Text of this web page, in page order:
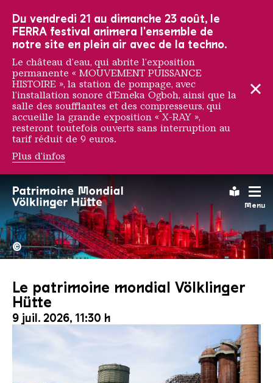
Menu
La Völklinger Hütte
Copyright:
©
Le patrimoine mondial Völklinger
Hütte
9 juil. 2026, 11:30 h
Du vendredi 21 au dimanche 23 août, le
FERRA festival animera l'ensemble de
notre site en plein air avec de la techno.
Le château d'eau, qui abrite l'exposition
permanente « MOUVEMENT PUISSANCE
HISTOIRE », la station de pompage, avec
l'installation sonore d'Emeka Ogboh, ainsi que la
salle des soufflantes et des compresseurs, qui
accueille la grande exposition « X-RAY »,
resteront toutefois ouverts sans interruption au
tarif réduit de 9 euros.
Plus d'infos